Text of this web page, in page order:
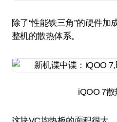
除了“性能铁三角”的硬件加
整机的散热体系。
iQOO 7